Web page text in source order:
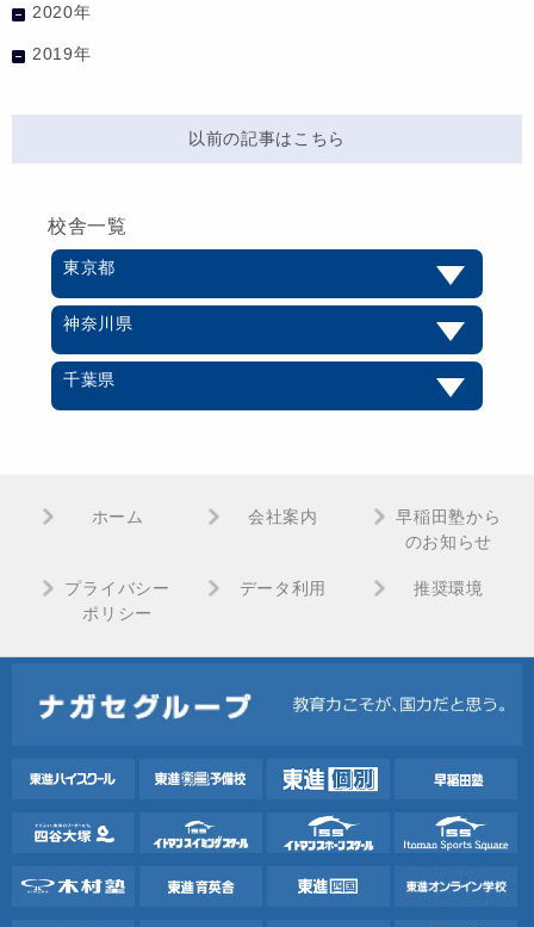
2020年
2019年
以前の記事はこちら
校舎一覧
東京都
神奈川県
千葉県
ホーム 会社案内
早稲田塾から
のお知らせ
プライバシー
ポリシー
データ利用 推奨環境